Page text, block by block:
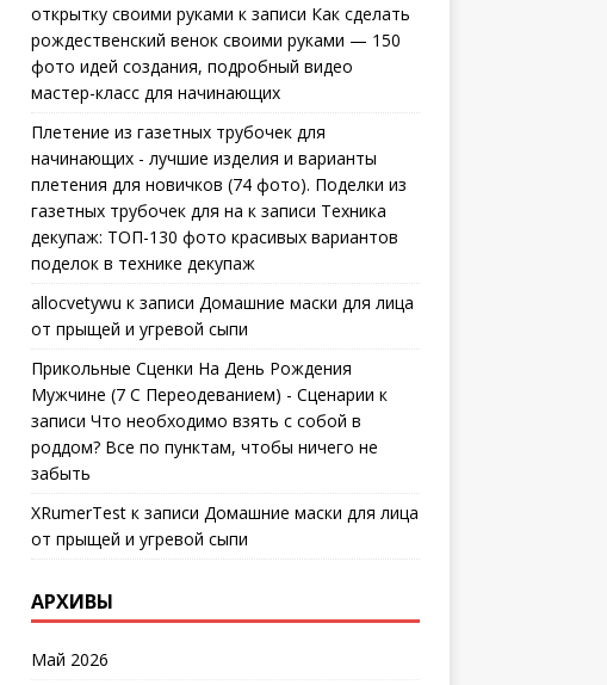
открытку своими руками к записи Как сделать
рождественский венок своими руками — 150
фото идей создания, подробный видео
мастер-класс для начинающих
Плетение из газетных трубочек для
начинающих - лучшие изделия и варианты
плетения для новичков (74 фото). Поделки из
газетных трубочек для на к записи Техника
декупаж: ТОП-130 фото красивых вариантов
поделок в технике декупаж
allocvetywu к записи Домашние маски для лица
от прыщей и угревой сыпи
Прикольные Сценки На День Рождения
Мужчине (7 С Переодеванием) - Сценарии к
записи Что необходимо взять с собой в
роддом? Все по пунктам, чтобы ничего не
забыть
XRumerTestк записи Домашние маски для лица
от прыщей и угревой сыпи
АРХИВЫ
Май 2026